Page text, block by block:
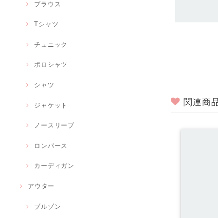
ブラウス
Tシャツ
チュニック
ポロシャツ
シャツ
ジャケット
ノースリーブ
ロンパース
カーディガン
アウター
ブルゾン
関連商